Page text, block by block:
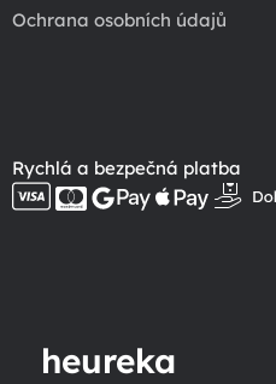
Ochrana osobních údajů
Rychlá a bezpečná platba
heureka